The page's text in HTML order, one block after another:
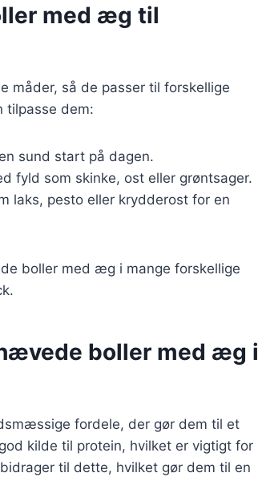
med æg til
måder, så de passer til forskellige
tilpasse dem:
sund start på dagen.
fyld som skinke, ost eller grøntsager.
laks, pesto eller krydderost for en
boller med æg i mange forskellige
boller med æg i
fordele, der gør dem til et
kilde til protein, hvilket er vigtigt for
til dette, hvilket gør dem til en